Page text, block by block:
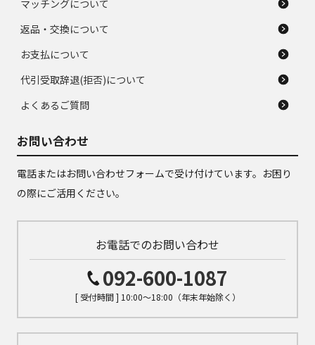
マッチングについて
返品・交換について
お支払について
代引受取辞退(拒否)について
よくあるご質問
お問い合わせ
電話またはお問い合わせフォームで受け付けています。お困り
の際にご活用ください。
お電話でのお問い合わせ
092-600-1087
[ 受付時間 ] 10:00～18:00（年末年始除く）